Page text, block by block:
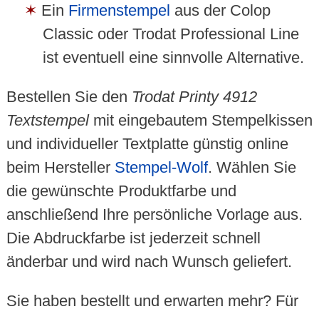
Ein Firmenstempel aus der Colop
Classic oder Trodat Professional Line
ist eventuell eine sinnvolle Alternative.
Bestellen Sie den Trodat Printy 4912
Textstempelmit eingebautem Stempelkissen
und individueller Textplatte günstig online
beim Hersteller Stempel-Wolf. Wählen Sie
die gewünschte Produktfarbe und
anschließend Ihre persönliche Vorlage aus.
Die Abdruckfarbe ist jederzeit schnell
änderbar und wird nach Wunsch geliefert.
Sie haben bestellt und erwarten mehr? Für